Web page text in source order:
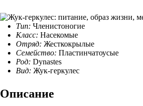
Тип: Членистоногие
Класс: Насекомые
Отряд: Жесткокрылые
Семейство: Пластинчатоусые
Род: Dynastes
Вид: Жук-геркулес
Описание